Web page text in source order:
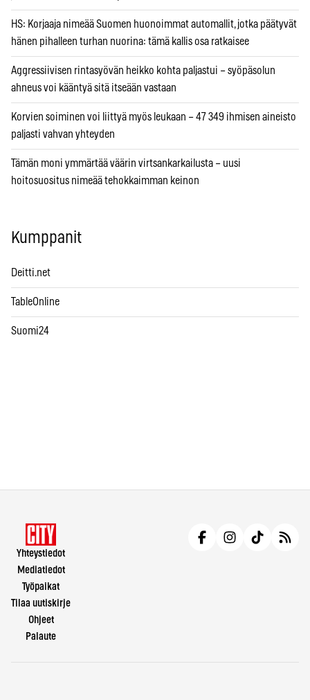
HS: Korjaaja nimeää Suomen huonoimmat automallit, jotka päätyvät
hänen pihalleen turhan nuorina: tämä kallis osa ratkaisee
Aggressiivisen rintasyövän heikko kohta paljastui – syöpäsolun
ahneus voi kääntyä sitä itseään vastaan
Korvien soiminen voi liittyä myös leukaan – 47 349 ihmisen aineisto
paljasti vahvan yhteyden
Tämän moni ymmärtää väärin virtsankarkailusta – uusi
hoitosuositus nimeää tehokkaimman keinon
Kumppanit
Deitti.net
TableOnline
Suomi24
Yhteystiedot
Mediatiedot
Työpaikat
Tilaa uutiskirje
Ohjeet
Palaute